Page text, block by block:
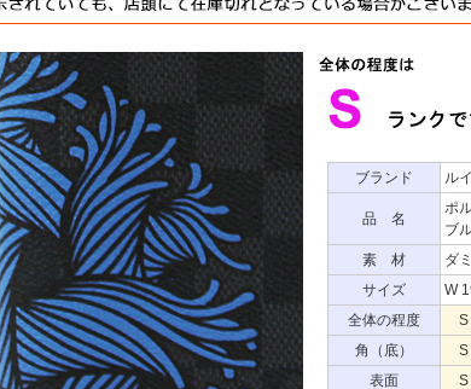
ブランド ル
品 名
ポ
ブ
素 材
ダ
サイズ
W
全体の程度
S
角（底）
S
表面
S